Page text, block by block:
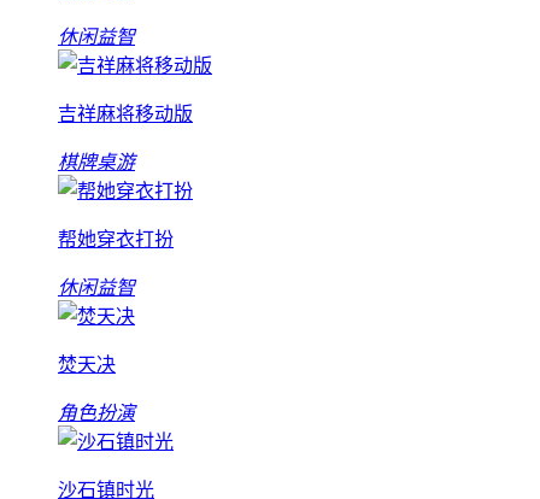
休闲益智
吉祥麻将移动版
棋牌桌游
帮她穿衣打扮
休闲益智
焚天决
角色扮演
沙石镇时光